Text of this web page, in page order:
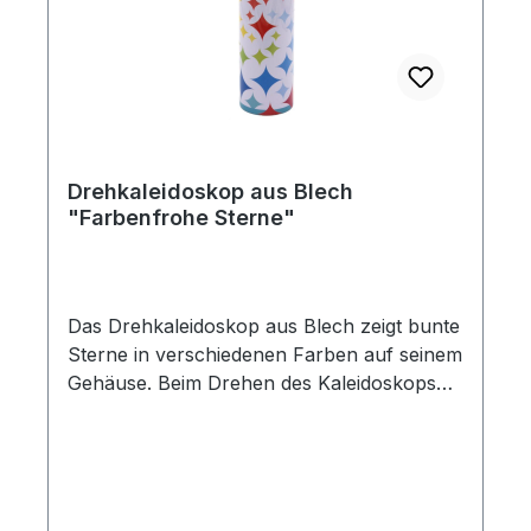
Spiegeloptik zu entdecken. Maße (L × B):
18,0 × 5,5 cm Altersangabe: ab 3 Jahre
Drehkaleidoskop aus Blech
"Farbenfrohe Sterne"
Das Drehkaleidoskop aus Blech zeigt bunte
Sterne in verschiedenen Farben auf seinem
Gehäuse. Beim Drehen des Kaleidoskops